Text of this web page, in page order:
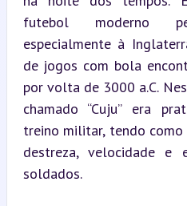
futebol moderno
especialmente à
de jogos com bola
por volta de 3000 a.C.
chamado “Cuju” era
treino militar, tendo
destreza, velocidade e
soldados.